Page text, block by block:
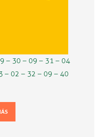
– 30 – 09 – 31 – 04
– 02 – 32 – 09 – 40